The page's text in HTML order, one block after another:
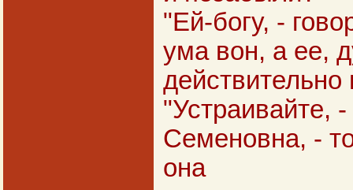
"Ей-богу, -
ума вон, а ее,
действительно
"Устраивайте,
Семеновна, -
она